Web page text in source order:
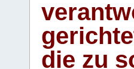
die zu